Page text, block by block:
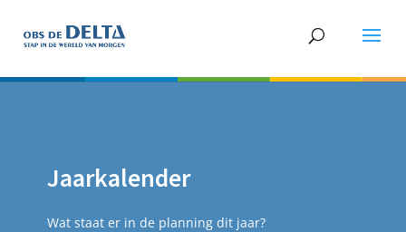
Jaarkalender
Wat staat er in de planning dit jaar?